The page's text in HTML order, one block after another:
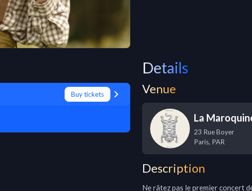
Buy tickets
Details
Venue
La
23 Rue Boyer
Paris, PAR
Description
Ne râtez pas le premier concert